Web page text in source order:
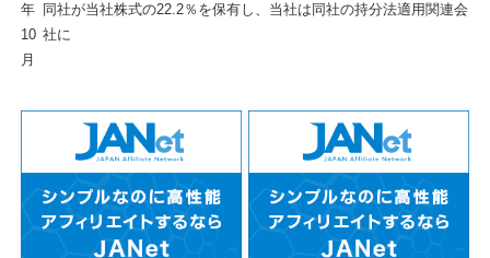
年
10
月
同社が当社株式の22.2％を保有し、当社は同社の持分法適用関連会
社に